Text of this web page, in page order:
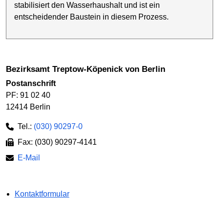
stabilisiert den Wasserhaushalt und ist ein
entscheidender Baustein in diesem Prozess.
Bezirksamt Treptow-Köpenick von Berlin
Postanschrift
PF: 91 02 40
12414 Berlin
Tel.: (030) 90297-0
Fax: (030) 90297-4141
E-Mail
Kontaktformular